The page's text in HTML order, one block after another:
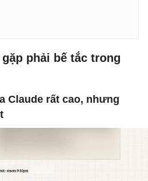
phải bế tắc trong
Claude rất cao, nhưng